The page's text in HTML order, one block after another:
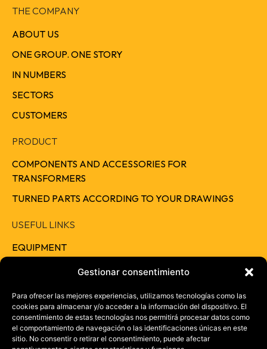
Gestionar consentimiento
Para ofrecer las mejores experiencias, utilizamos tecnologías como las
cookies para almacenar y/o acceder a la información del dispositivo. El
consentimiento de estas tecnologías nos permitirá procesar datos como
el comportamiento de navegación o las identificaciones únicas en este
sitio. No consentir o retirar el consentimiento, puede afectar
THE COMPANY
ABOUT US
ONE GROUP. ONE STORY
IN NUMBERS
SECTORS
CUSTOMERS
PRODUCT
COMPONENTS AND ACCESSORIES FOR
TRANSFORMERS
TURNED PARTS ACCORDING TO YOUR DRAWINGS
USEFUL LINKS
EQUIPMENT
CAREERS
CONTACT